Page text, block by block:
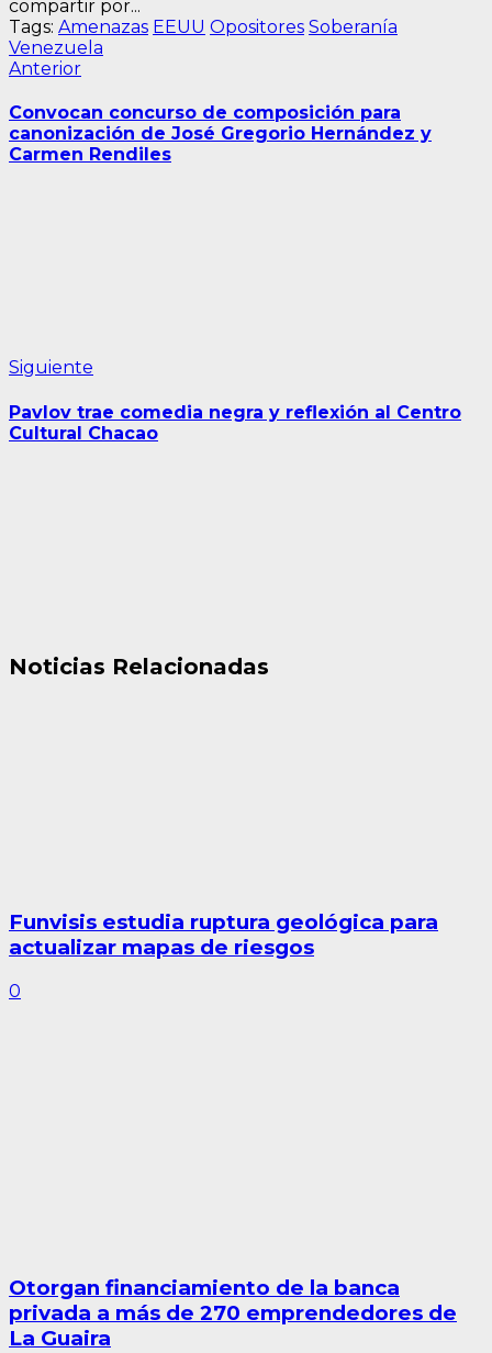
compartir por...
Tags: Amenazas EEUU Opositores Soberanía
Venezuela
Navegación
de
entradas
AnteriorEntrada
Convocan concurso de composición para
canonización de José Gregorio Hernández y
Carmen Rendiles
Siguiente
Pavlov trae comedia negra y reflexión al Centro
Cultural Chacao
Noticias Relacionadas
Funvisis estudia ruptura geológica para
actualizar mapas de riesgos
0
Otorgan financiamiento de la banca
privada a más de 270 emprendedores de
La Guaira